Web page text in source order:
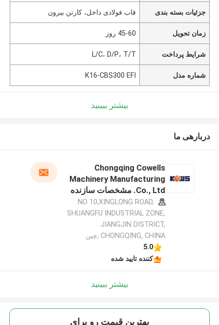
جزئیات بسته بندی قاب فولادی داخل، کارتن بیرون
زمان تحویل 45-60 روز
شرایط پرداخت L/C، D/P، T/T
شماره مدل K16-CBS300 EFI
بیشتر ببینید
دربارهی ما
Chongqing Cowells
Machinery Manufacturing
Co., Ltd. مشخصات سازنده
NO 10,XINGLONG ROAD,
SHUANGFU INDUSTRIAL ZONE,
JIANGJIN DISTRICT,
CHONGQING, CHINA ,چین
5.0
کننده تایید شده
بیشتر ببینید
بهترين قيمت رو براي